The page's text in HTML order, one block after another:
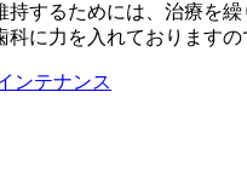
持するためには、治療を繰
科に力を入れております
ンテナンス